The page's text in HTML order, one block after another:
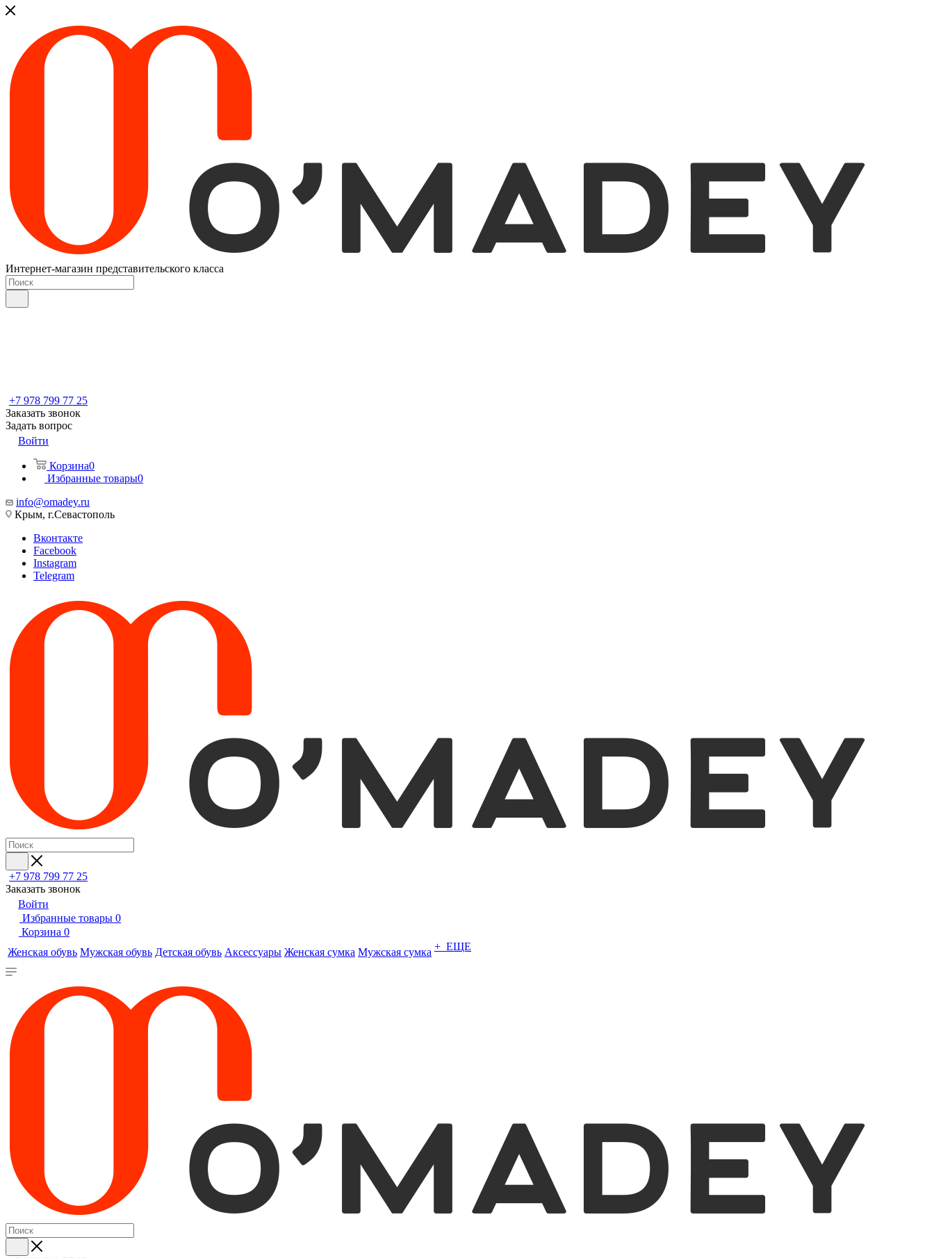
Интернет-магазин представительского класса
+7 978 799 77 25
Заказать звонок
Задать вопрос
Войти
Корзина0
Избранные товары0
info@omadey.ru
Крым, г.Севастополь
Вконтакте
Facebook
Instagram
Telegram
+7 978 799 77 25
Заказать звонок
Войти
Избранные товары 0
Корзина 0
Женская обувь Мужская обувь Детская обувь Аксессуары Женская сумка Мужская сумка + ЕЩЕ